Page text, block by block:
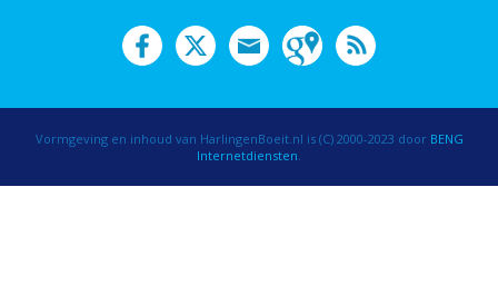
Vormgeving en inhoud van HarlingenBoeit.nl is (C) 2000-2023 door BENG
Internetdiensten